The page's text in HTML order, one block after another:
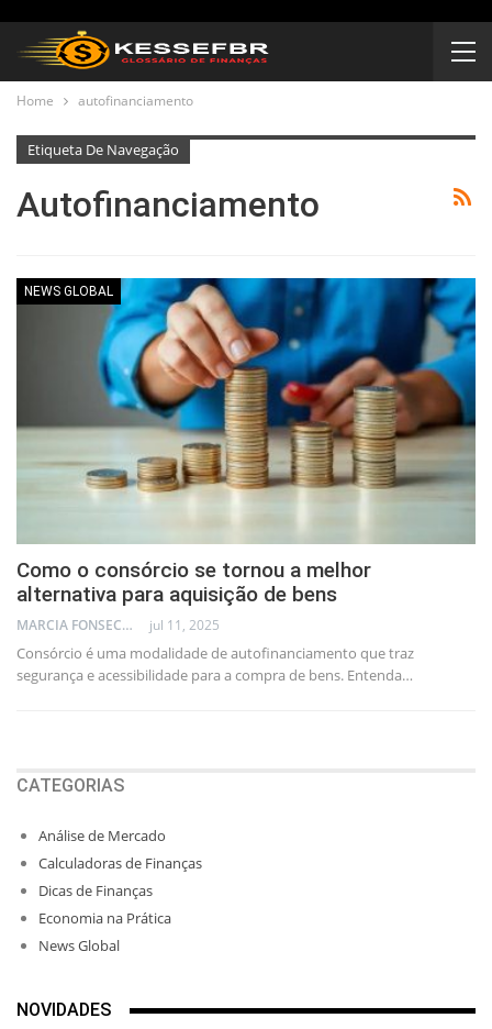
Home autofinanciamento
Etiqueta De Navegação
Autofinanciamento
NEWS GLOBAL
Como o consórcio se tornou a melhor
alternativa para aquisição de bens
MARCIA FONSECA - FINANCIAL CONSULTANT jul 11, 2025
Consórcio é uma modalidade de autofinanciamento que traz
segurança e acessibilidade para a compra de bens. Entenda…
CATEGORIAS
Análise de Mercado
Calculadoras de Finanças
Dicas de Finanças
Economia na Prática
News Global
NOVIDADES